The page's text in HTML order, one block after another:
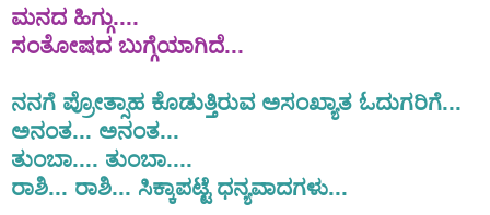
ಮನದ ಹಿಗ್ಗು....
ಸಂತೋಷದ ಬುಗ್ಗೆಯಾಗಿದೆ...
ನನಗೆ ಪ್ರೋತ್ಸಾಹ ಕೊಡುತ್ತಿರುವ ಅಸಂಖ್ಯಾತ ಓದುಗರಿಗೆ...
ಅನಂತ... ಅನಂತ...
ತುಂಬಾ.... ತುಂಬಾ....
ರಾಶಿ... ರಾಶಿ... ಸಿಕ್ಕಾಪಟ್ಟೆ ಧನ್ಯವಾದಗಳು...